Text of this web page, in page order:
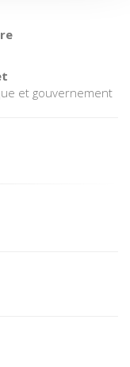
et gouvernement